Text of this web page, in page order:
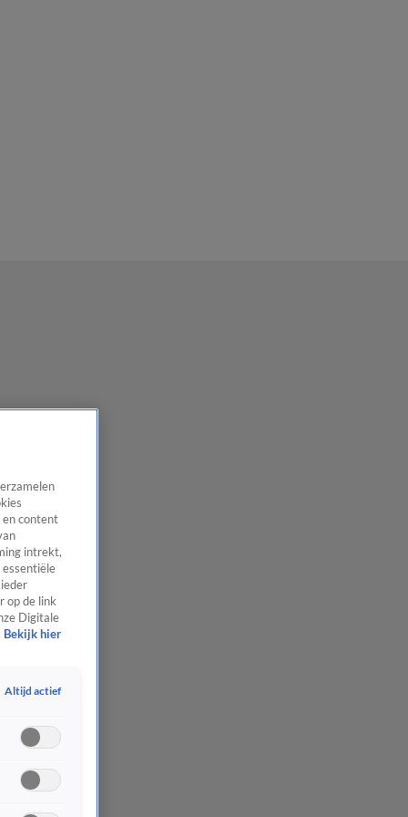
en content
intrekt,
op de link
Digitale
Bekijk hier
Altijd actief